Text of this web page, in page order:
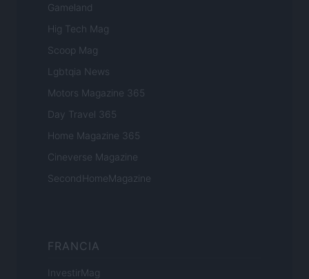
Gameland
Hig Tech Mag
Scoop Mag
Lgbtqia News
Motors Magazine 365
Day Travel 365
Home Magazine 365
Cineverse Magazine
SecondHomeMagazine
FRANCIA
InvestirMag